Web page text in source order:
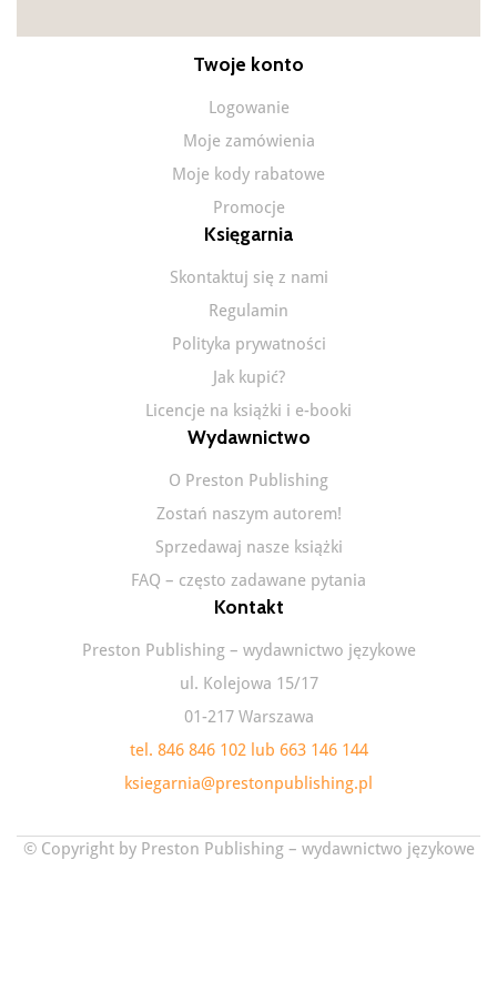
Twoje konto
Logowanie
Moje zamówienia
Moje kody rabatowe
Promocje
Księgarnia
Skontaktuj się z nami
Regulamin
Polityka prywatności
Jak kupić?
Licencje na książki i e-booki
Wydawnictwo
O Preston Publishing
Zostań naszym autorem!
Sprzedawaj nasze książki
FAQ – często zadawane pytania
Kontakt
Preston Publishing – wydawnictwo językowe
ul. Kolejowa 15/17
01-217 Warszawa
tel. 846 846 102 lub 663 146 144
ksiegarnia@prestonpublishing.pl
© Copyright by Preston Publishing – wydawnictwo językowe